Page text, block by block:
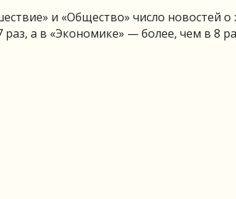
и «Общество» число новостей
а в «Экономике» — более, чем в 8